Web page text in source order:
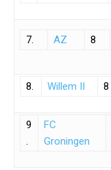
7. AZ 8
8. Willem II 8
9
.
FC
Groningen